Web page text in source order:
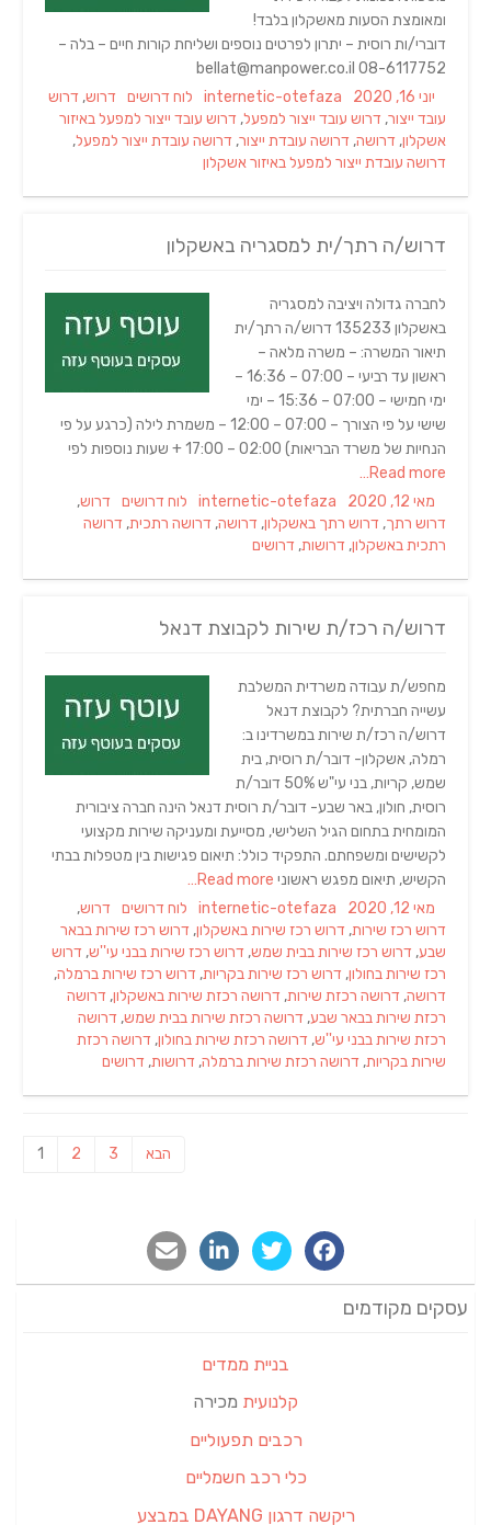
ומאומצת הסעות מאשקלון בלבד!
דוברי/ות רוסית – יתרון לפרטים נוספים ושליחת קורות חיים – בלה –
08-6117752 bellat@manpower.co.il
Posted
on
יוני 16, 2020 Author
internetic-otefaza
Categories
לוח דרושים Tags
דרוש, דרוש
עובד ייצור, דרוש עובד ייצור למפעל, דרוש עובד ייצור למפעל באיזור
אשקלון, דרושה, דרושה עובדת ייצור, דרושה עובדת ייצור למפעל,
דרושה עובדת ייצור למפעל באיזור אשקלון
דרוש/ה רתך/ית למסגריה באשקלון
לחברה גדולה ויציבה למסגריה
באשקלון 135233 דרוש/ה רתך/ית
תיאור המשרה: – משרה מלאה –
ראשון עד רביעי – 07:00 – 16:36 –
ימי חמישי – 07:00 – 15:36 – ימי
שישי על פי הצורך – 07:00 – 12:00 – משמרת לילה (כרגע על פי
הנחיות של משרד הבריאות) 02:00 – 17:00 + שעות נוספות לפי
Read more…
Posted
on
מאי 12, 2020 Author
internetic-otefaza
Categories
לוח דרושים Tags
דרוש,
דרוש רתך, דרוש רתך באשקלון, דרושה, דרושה רתכית, דרושה
רתכית באשקלון, דרושות, דרושים
דרוש/ה רכז/ת שירות לקבוצת דנאל
מחפש/ת עבודה משרדית המשלבת
עשייה חברתית? לקבוצת דנאל
דרוש/ה רכז/ת שירות במשרדינו ב:
רמלה, אשקלון- דובר/ת רוסית, בית
שמש, קריות, בני עי"ש 50% דובר/ת
רוסית, חולון, באר שבע- דובר/ת רוסית דנאל הינה חברה ציבורית
המומחית בתחום הגיל השלישי, מסייעת ומעניקה שירות מקצועי
לקשישים ומשפחתם. התפקיד כולל: תיאום פגישות בין מטפלות בבתי
הקשיש, תיאום מפגש ראשוני
Posted
on
מאי 12, 2020 Author
internetic-otefaza
Categories
לוח דרושים Tags
דרוש,
דרוש רכז שירות, דרוש רכז שירות באשקלון, דרוש רכז שירות בבאר
שבע, דרוש רכז שירות בבית שמש, דרוש רכז שירות בבני עי''ש, דרוש
רכז שירות בחולון, דרוש רכז שירות בקריות, דרוש רכז שירות ברמלה,
דרושה, דרושה רכזת שירות, דרושה רכזת שירות באשקלון, דרושה
רכזת שירות בבאר שבע, דרושה רכזת שירות בבית שמש, דרושה
רכזת שירות בבני עי''ש, דרושה רכזת שירות בחולון, דרושה רכזת
שירות בקריות, דרושה רכזת שירות ברמלה, דרושות, דרושים
1 2 3 הבא
עסקים מקודמים
בניית ממדים
קלנועית מכירה
רכבים תפעוליים
כלי רכב חשמליים
ריקשה דרגון DAYANG במבצע